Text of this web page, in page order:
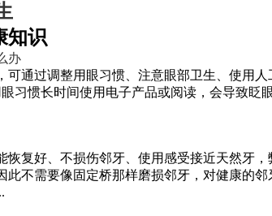
知识
办
可通过调整用眼习惯、注意眼部卫生、使用
习惯长时间使用电子产品或阅读，会导致眨
恢复好、不损伤邻牙、使用感受接近天然牙
此不需要像固定桥那样磨损邻牙，对健康的